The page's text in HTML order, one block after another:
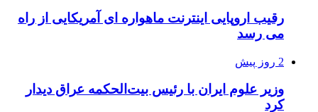
رقیب اروپایی اینترنت ماهواره ای آمریکایی از راه
می رسد
2 روز پیش
وزیر علوم ایران با رئیس بیت‌الحکمه عراق دیدار
کرد